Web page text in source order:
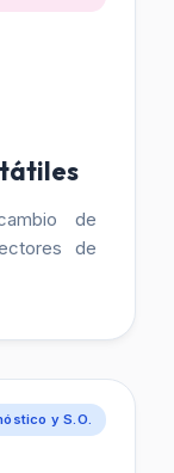
de
de
y S.O.